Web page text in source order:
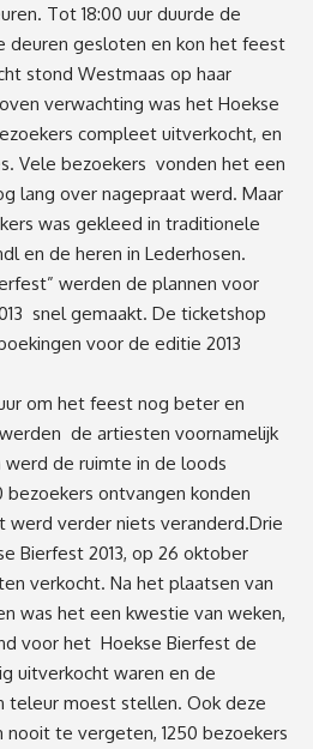
Tot 18:00 uur duurde de
deuren gesloten en kon het feest
stond Westmaas op haar
verwachting was het Hoekse
compleet uitverkocht, en
Vele bezoekers vonden het een
lang over nagepraat werd. Maar
was gekleed in traditionele
en de heren in Lederhosen.
werden de plannen voor
snel gemaakt. De ticketshop
voor de editie 2013
om het feest nog beter en
de artiesten voornamelijk
de ruimte in de loods
ontvangen konden
werd verder niets veranderd.Drie
Bierfest 2013, op 26 oktober
verkocht. Na het plaatsen van
was het een kwestie van weken,
voor het Hoekse Bierfest de
uitverkocht waren en de
teleur moest stellen. Ook deze
te vergeten, 1250 bezoekers